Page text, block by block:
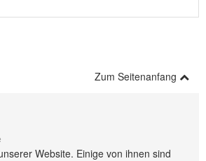
Zum Seitenanfang
Website. Einige von ihnen sind